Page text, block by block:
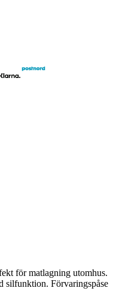
för matlagning utomhus.
silfunktion. Förvaringspåse